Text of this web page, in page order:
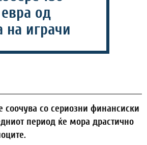
од
на играчи
со сериозни финансиски
период ќе мора драстично